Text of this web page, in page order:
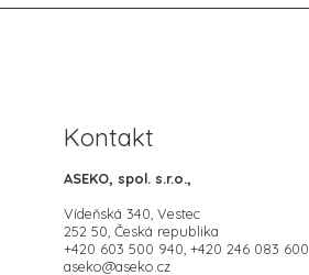
Kontakt
ASEKO, spol. s.r.o.,
Vídeňská 340, Vestec
252 50, Česká republika
+420 603 500 940, +420 246 083 600
aseko@aseko.cz